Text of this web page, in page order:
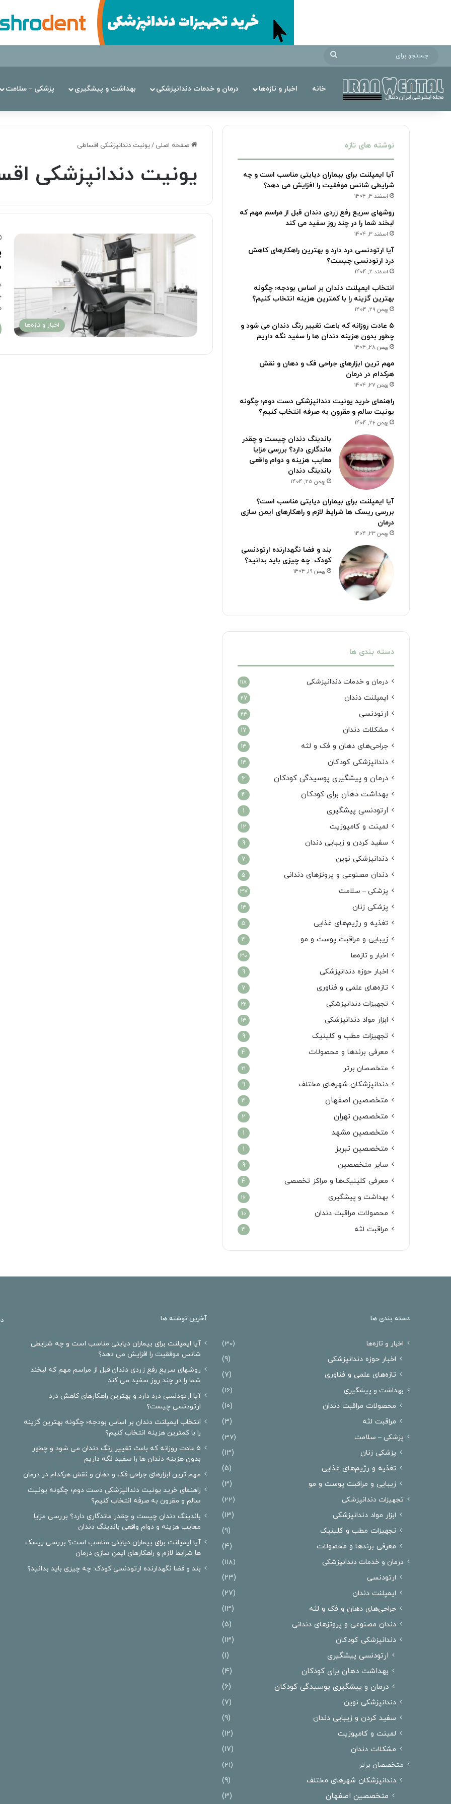
جستجو
خانه اخبار و تازه‌ها درمان‌ و خدمات دندانپزشکی بهداشت و پیشگیری پزشکی – سلامت
صفحه اصلی /یونیت دندانپزشکی اقساطی
یونیت دندانپزشکی
اخبار و تازه‌ها
نوشته های تازه
آیا ایمپلنت برای بیماران دیابتی مناسب است و چه
شرایطی شانس موفقیت را افزایش می دهد؟
اسفند 4, 1404
روشهای سریع رفع زردی دندان قبل از مراسم مهم که
لبخند شما را در چند روز سفید می کند
اسفند 3, 1404
آیا ارتودنسی درد دارد و بهترین راهکارهای کاهش
درد ارتودنسی چیست؟
اسفند 2, 1404
انتخاب ایمپلنت دندان بر اساس بودجه؛ چگونه
بهترین گزینه را با کمترین هزینه انتخاب کنیم؟
بهمن 29, 1404
۵ عادت روزانه که باعث تغییر رنگ دندان می شود و
چطور بدون هزینه دندان ها را سفید نگه داریم
بهمن 28, 1404
مهم ترین ابزارهای جراحی فک و دهان و نقش
هرکدام در درمان
بهمن 27, 1404
راهنمای خرید یونیت دندانپزشکی دست دوم؛ چگونه
یونیت سالم و مقرون به صرفه انتخاب کنیم؟
بهمن 26, 1404
باندینگ دندان چیست و چقدر
ماندگاری دارد؟ بررسی مزایا
معایب هزینه و دوام واقعی
باندینگ دندان
بهمن 25, 1404
آیا ایمپلنت برای بیماران دیابتی مناسب است؟
بررسی ریسک ها شرایط لازم و راهکارهای ایمن سازی
درمان
بهمن 23, 1404
بند و فضا نگهدارنده ارتودنسی
کودک: چه چیزی باید بدانید؟
بهمن 19, 1404
دسته بندی ها
درمان‌ و خدمات دندانپزشکی 118
ایمپلنت دندان 27
ارتودنسی 23
مشکلات دندان 17
جراحی‌های دهان و فک و لثه 13
دندانپزشکی کودکان 13
درمان و پیشگیری پوسیدگی کودکان 6
بهداشت دهان برای کودکان 4
ارتودنسی پیشگیری 1
لمینت و کامپوزیت 12
سفید کردن و زیبایی دندان 9
دندانپزشکی نوین 7
دندان مصنوعی و پروتزهای دندانی 5
پزشکی – سلامت 37
پزشکی زنان 13
تغذیه و رژیم‌های غذایی 5
زیبایی و مراقبت پوست و مو 3
اخبار و تازه‌ها 30
اخبار حوزه دندانپزشکی 9
تازه‌های علمی و فناوری 7
تجهیزات دندانپزشکی 22
ابزار مواد دندانپزشکی 13
تجهیزات مطب و کلینیک 9
معرفی برندها و محصولات 4
متخصصان برتر 21
دندانپزشکان شهرهای مختلف 9
متخصصین اصفهان 3
متخصصین تهران 2
متخصصین مشهد 1
متخصصین تبریز 1
سایر متخصصین 9
معرفی کلینیک‌ها و مراکز تخصصی 4
بهداشت و پیشگیری 16
محصولات مراقبت دندان 10
مراقبت لثه 3
دسته بندی ها
اخبار و تازه‌ها (30)
اخبار حوزه دندانپزشکی
(9)
تازه‌های علمی و فناوری
(7)
بهداشت و پیشگیری (16)
محصولات مراقبت دندان
(10)
مراقبت لثه
(3)
پزشکی – سلامت (37)
پزشکی زنان
(13)
تغذیه و رژیم‌های غذایی
(5)
زیبایی و مراقبت پوست و مو
(3)
تجهیزات دندانپزشکی (22)
ابزار مواد دندانپزشکی
(13)
تجهیزات مطب و کلینیک
(9)
معرفی برندها و محصولات
(4)
درمان‌ و خدمات دندانپزشکی (118)
ارتودنسی
(23)
ایمپلنت دندان
(27)
جراحی‌های دهان و فک و لثه
(13)
دندان مصنوعی و پروتزهای دندانی
(5)
دندانپزشکی کودکان
(13)
ارتودنسی پیشگیری
(1)
بهداشت دهان برای کودکان
(4)
درمان و پیشگیری پوسیدگی کودکان
(6)
دندانپزشکی نوین
(7)
سفید کردن و زیبایی دندان
(9)
لمینت و کامپوزیت
(12)
مشکلات دندان
(17)
متخصصان برتر (21)
دندانپزشکان شهرهای مختلف
(9)
متخصصین اصفهان
(3)
آخرین نوشته ها
آیا ایمپلنت برای بیماران دیابتی مناسب است و چه شرایطی
شانس موفقیت را افزایش می دهد؟
روشهای سریع رفع زردی دندان قبل از مراسم مهم که لبخند
شما را در چند روز سفید می کند
آیا ارتودنسی درد دارد و بهترین راهکارهای کاهش درد
ارتودنسی چیست؟
انتخاب ایمپلنت دندان بر اساس بودجه؛ چگونه بهترین گزینه
را با کمترین هزینه انتخاب کنیم؟
۵ عادت روزانه که باعث تغییر رنگ دندان می شود و چطور
بدون هزینه دندان ها را سفید نگه داریم
مهم ترین ابزارهای جراحی فک و دهان و نقش هرکدام در درمان
راهنمای خرید یونیت دندانپزشکی دست دوم؛ چگونه یونیت
سالم و مقرون به صرفه انتخاب کنیم؟
باندینگ دندان چیست و چقدر ماندگاری دارد؟ بررسی مزایا
معایب هزینه و دوام واقعی باندینگ دندان
آیا ایمپلنت برای بیماران دیابتی مناسب است؟ بررسی ریسک
ها شرایط لازم و راهکارهای ایمن سازی درمان
بند و فضا نگهدارنده ارتودنسی کودک: چه چیزی باید بدانید؟